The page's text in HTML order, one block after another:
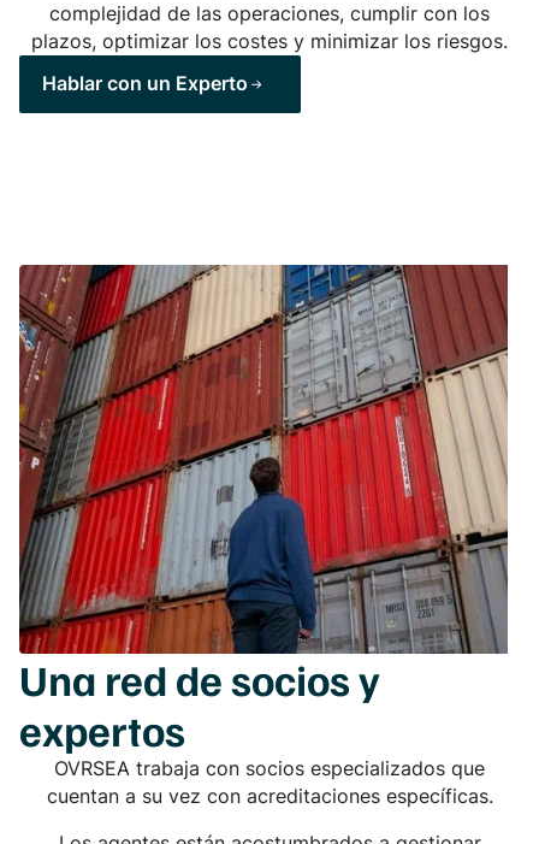
complejidad de las operaciones, cumplir con los
plazos, optimizar los costes y minimizar los riesgos.
Hablar con un Experto
Una red desociosy
expertos
OVRSEA trabaja con socios especializados que
cuentan a su vez con acreditaciones específicas.